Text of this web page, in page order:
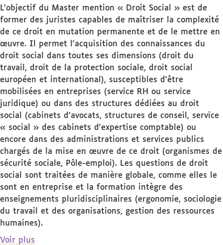
L'objectif du Master mention « Droit Social » est de
former des juristes capables de maîtriser la complexité
de ce droit en mutation permanente et de le mettre en
œuvre. Il permet l'acquisition des connaissances du
droit social dans toutes ses dimensions (droit du
travail, droit de la protection sociale, droit social
européen et international), susceptibles d'être
mobilisées en entreprises (service RH ou service
juridique) ou dans des structures dédiées au droit
social (cabinets d'avocats, structures de conseil, service
« social » des cabinets d'expertise comptable) ou
encore dans des administrations et services publics
chargés de la mise en œuvre de ce droit (organismes de
sécurité sociale, Pôle-emploi). Les questions de droit
social sont traitées de manière globale, comme elles le
sont en entreprise et la formation intègre des
enseignements pluridisciplinaires (ergonomie, sociologie
du travail et des organisations, gestion des ressources
humaines).
Voir plus